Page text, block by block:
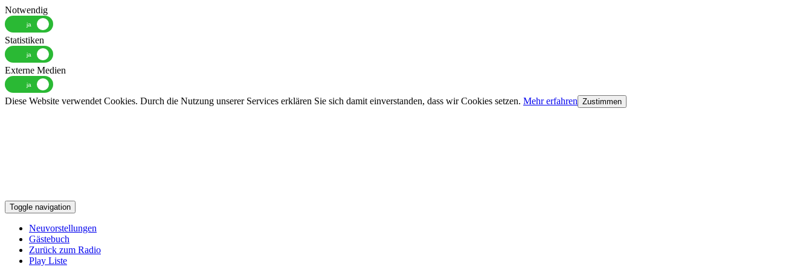
Notwendig
Statistiken
Externe Medien
Diese Website verwendet Cookies. Durch die Nutzung unserer Services erklären Sie sich damit einverstanden, dass wir Cookies setzen. Mehr erfahren Zustimmen
Toggle navigation
Neuvorstellungen
Gästebuch
Zurück zum Radio
Play Liste